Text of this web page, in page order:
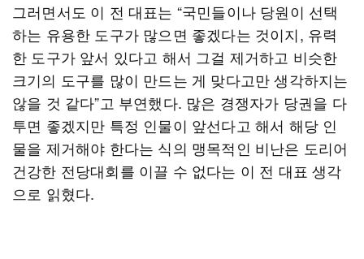
그러면서도 이 전 대표는 “국민들이나 당원이 선택
하는 유용한 도구가 많으면 좋겠다는 것이지, 유력
한 도구가 앞서 있다고 해서 그걸 제거하고 비슷한
크기의 도구를 많이 만드는 게 맞다고만 생각하지는
않을 것 같다”고 부연했다. 많은 경쟁자가 당권을 다
투면 좋겠지만 특정 인물이 앞선다고 해서 해당 인
물을 제거해야 한다는 식의 맹목적인 비난은 도리어
건강한 전당대회를 이끌 수 없다는 이 전 대표 생각
으로 읽혔다.